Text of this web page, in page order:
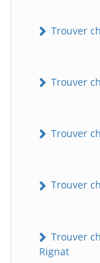
Trouver
Trouver
Trouver
Trouver
Trouver
Rignat